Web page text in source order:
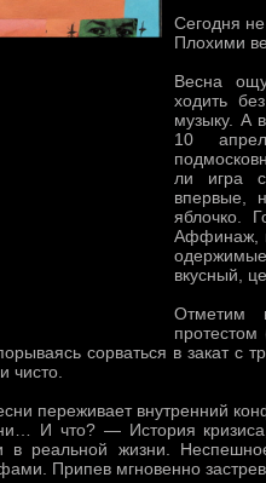
Сегодня
Плохими
Весна
ходить
музыку. А
10
ли игра
впервые,
яблочко.
Аффинаж,
вкусный,
Отметим
сорваться в закат с
чисто.
переживает внутренний
И что? — История
в реальной жизни.
Припев мгновенно